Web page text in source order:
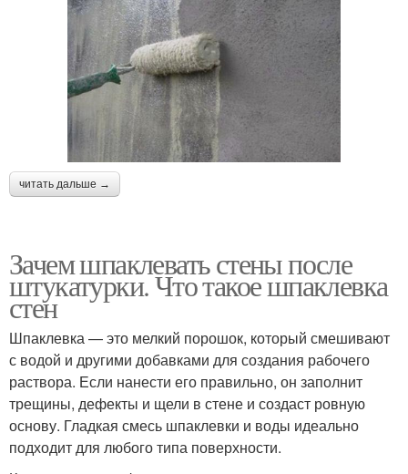
читать дальше →
Зачем шпаклевать стены после
штукатурки. Что такое шпаклевка
стен
Шпаклевка — это мелкий порошок, который смешивают
с водой и другими добавками для создания рабочего
раствора. Если нанести его правильно, он заполнит
трещины, дефекты и щели в стене и создаст ровную
основу. Гладкая смесь шпаклевки и воды идеально
подходит для любого типа поверхности.